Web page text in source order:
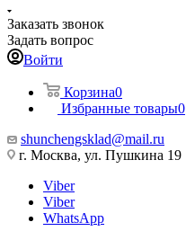
Заказать звонок
Задать вопрос
Войти
Корзина0
Избранные товары0
shunchengsklad@mail.ru
г. Москва, ул. Пушкина 19
Viber
Viber
WhatsApp